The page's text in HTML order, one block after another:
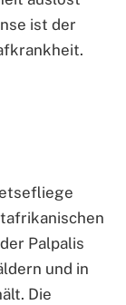
ist der
Palpalis
und in
Die